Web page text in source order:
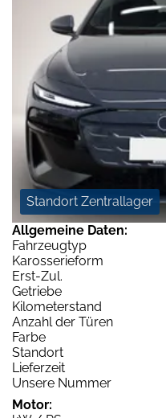
Standort Zentrallager
Allgemeine Daten:
Fahrzeugtyp
Karosserieform
Erst-Zul.
Getriebe
Kilometerstand
Anzahl der Türen
Farbe
Standort
Lieferzeit
Unsere Nummer
Motor: